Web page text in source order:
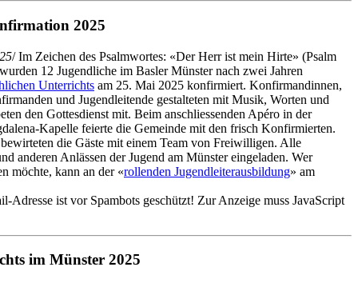
2025
/ Im Zeichen des Psalmwortes: «Der Herr ist mein Hirte» (Psalm
12 Jugendliche im Basler Münster nach zwei Jahren
Unterrichts am 25. Mai 2025 konfirmiert. Konfirmandinnen,
und Jugendleitende gestalteten mit Musik, Worten und
den Gottesdienst mit. Beim anschliessenden Apéro in der
Kapelle feierte die Gemeinde mit den frisch Konfirmierten.
die Gäste mit einem Team von Freiwilligen. Alle
anderen Anlässen der Jugend am Münster eingeladen. Wer
möchte, kann an der «rollenden Jugendleiterausbildung» am
Adresse ist vor Spambots geschützt! Zur Anzeige muss JavaScript
im Münster 2025